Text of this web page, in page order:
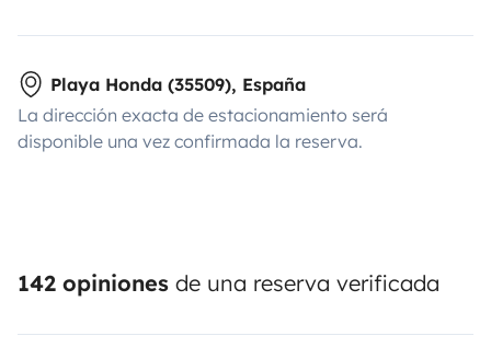
Playa Honda (35509), España
La dirección exacta de estacionamiento será
disponible una vez confirmada la reserva.
142 opiniones de una reserva verificada